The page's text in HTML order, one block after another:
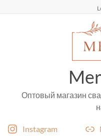
Оптовый магазин
Instagram